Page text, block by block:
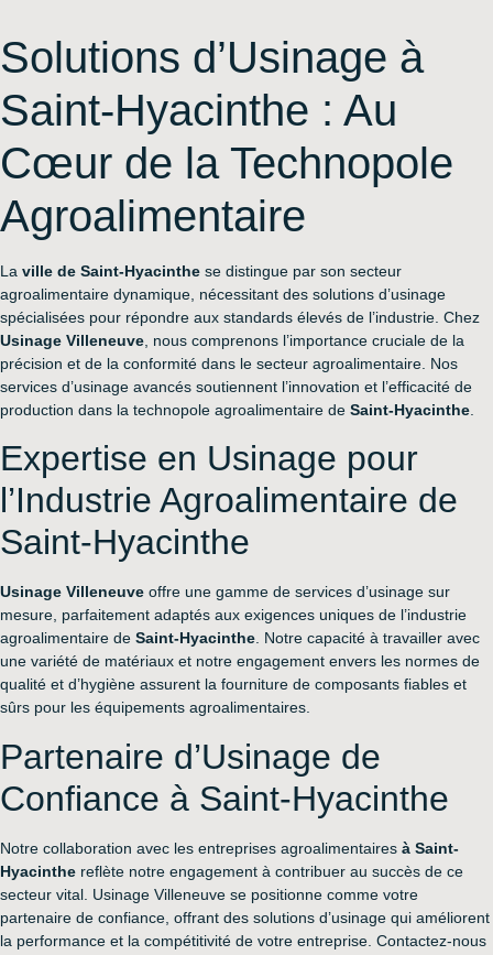
Solutions d’Usinage à
Saint-Hyacinthe : Au
Cœur de la Technopole
Agroalimentaire
La ville de Saint-Hyacinthe se distingue par son secteur
agroalimentaire dynamique, nécessitant des solutions d’usinage
spécialisées pour répondre aux standards élevés de l’industrie. Chez
Usinage Villeneuve , nous comprenons l’importance cruciale de la
précision et de la conformité dans le secteur agroalimentaire. Nos
services d’usinage avancés soutiennent l’innovation et l’efficacité de
production dans la technopole agroalimentaire de Saint-Hyacinthe
Expertise en Usinage pour
l’Industrie Agroalimentaire de
Saint-Hyacinthe
Usinage Villeneuve offre une gamme de services d’usinage sur
mesure, parfaitement adaptés aux exigences uniques de l’industrie
agroalimentaire de Saint-Hyacinthe. Notre capacité à travailler avec
une variété de matériaux et notre engagement envers les normes de
qualité et d’hygiène assurent la fourniture de composants fiables et
sûrs pour les équipements agroalimentaires.
Partenaire d’Usinage de
Confiance à Saint-Hyacinthe
Notre collaboration avec les entreprises agroalimentaires à Saint-
Hyacinthe reflète notre engagement à contribuer au succès de ce
secteur vital. Usinage Villeneuve se positionne comme votre
partenaire de confiance, offrant des solutions d’usinage qui améliorent
la performance et la compétitivité de votre entreprise. Contactez-nous